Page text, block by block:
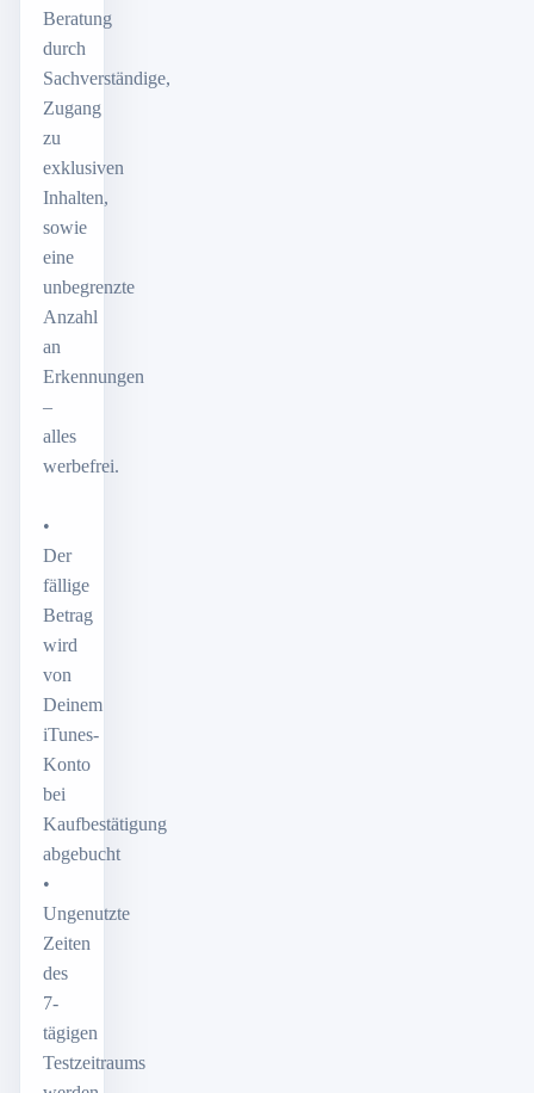
Beratung
durch
Sachverständige,
Zugang
zu
exklusiven
Inhalten,
sowie
eine
unbegrenzte
Anzahl
an
Erkennungen
–
alles
werbefrei.
•
Der
fällige
Betrag
wird
von
Deinem
iTunes-
Konto
bei
Kaufbestätigung
abgebucht
•
Ungenutzte
Zeiten
des
7-
tägigen
Testzeitraums